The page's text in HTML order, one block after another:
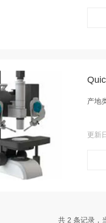
更新
共 2 条记录